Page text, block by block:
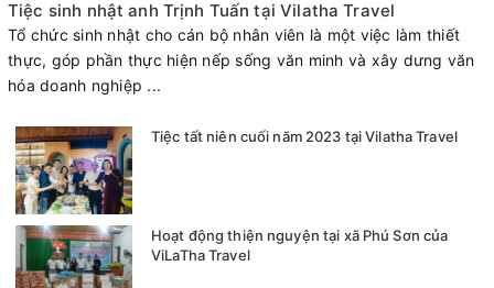
Tiệc sinh nhật anh Trịnh Tuấn tại Vilatha Travel
Tổ chức sinh nhật cho cán bộ nhân viên là một việc làm thiết
thực, góp phần thực hiện nếp sống văn minh và xây dưng văn
hóa doanh nghiệp ...
Tiệc tất niên cuối năm 2023 tại Vilatha Travel
Hoạt động thiện nguyện tại xã Phú Sơn của
ViLaTha Travel